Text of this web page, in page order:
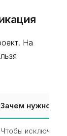
На
Зачем нужно
Чтобы исключить